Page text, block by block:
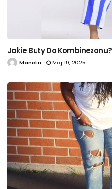
Jakie Buty Do Kombinezonu?
Manekn Maj 19, 2025